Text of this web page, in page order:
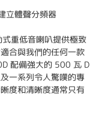
立體聲分頻器
重低音喇叭提供極致
合與我們的任何一款
配備強大的 500 瓦 D
一系列令人驚嘆的專
度和清晰度通常只有